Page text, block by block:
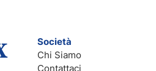
Società
Chi Siamo
Contattaci